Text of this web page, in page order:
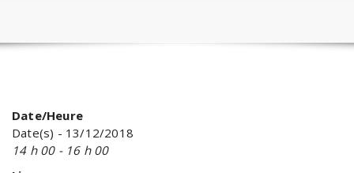
Date/Heure
Date(s) - 13/12/2018
14 h 00 - 16 h 00